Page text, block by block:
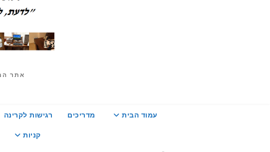
אתר
עמוד הבית מדריכים רגישות לקרינה
קניות